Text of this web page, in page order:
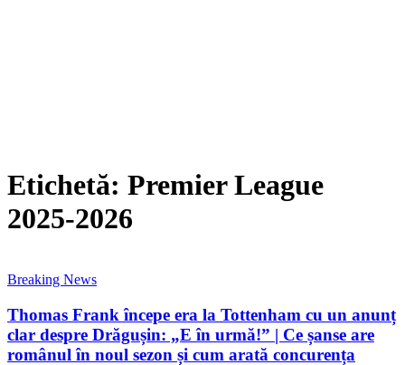
Etichetă: Premier League
2025-2026
Breaking News
Thomas Frank începe era la Tottenham cu un anunț
clar despre Drăgușin: „E în urmă!” | Ce șanse are
românul în noul sezon și cum arată concurența